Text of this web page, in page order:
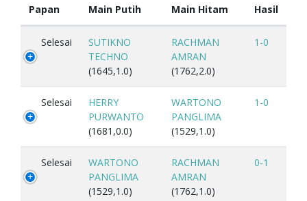
Papan Main Putih Main Hitam Hasil
Selesai
SUTIKNO
TECHNO
(1645,1.0)
RACHMAN
AMRAN
(1762,2.0)
1-0
Selesai
HERRY
PURWANTO
(1681,0.0)
WARTONO
PANGLIMA
(1529,1.0)
1-0
Selesai
WARTONO
PANGLIMA
(1529,1.0)
RACHMAN
AMRAN
(1762,1.0)
0-1